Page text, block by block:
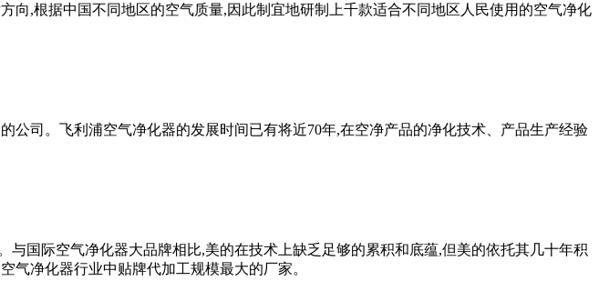
向,根据中国不同地区的空气质量,因此制宜地研制上千款适合不同地区人民使用的空气净化
司。飞利浦空气净化器的发展时间已有将近70年,在空净产品的净化技术、产品生产经验
国际空气净化器大品牌相比,美的在技术上缺乏足够的累积和底蕴,但美的依托其几十年积
气净化器行业中贴牌代加工规模最大的厂家。